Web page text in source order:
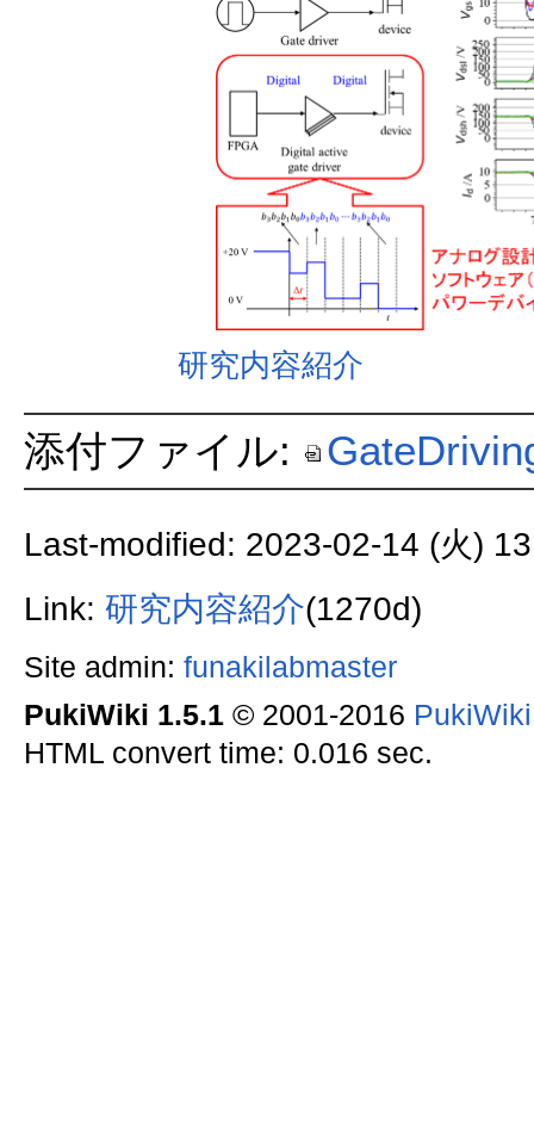
研究内容紹介
添付ファイル:
Last-modified: 2023-02-14 (火)
Link: 研究内容紹介(1270d)
Site admin: funakilabmaster
PukiWiki 1.5.1© 2001-2016
HTML convert time: 0.016 sec.